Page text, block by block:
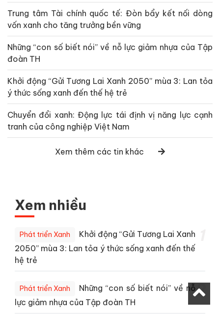
Trung tâm Tài chính quốc tế: Đòn bẩy kết nối dòng
vốn xanh cho tăng trưởng bền vững
Những “con số biết nói” về nỗ lực giảm nhựa của Tập
đoàn TH
Khởi động “Gửi Tương Lai Xanh 2050” mùa 3: Lan tỏa
ý thức sống xanh đến thế hệ trẻ
Chuyển đổi xanh: Động lực tái định vị năng lực cạnh
tranh của công nghiệp Việt Nam
Xem thêm các tin khác
Xem nhiều
Phát triển Xanh
Khởi động “Gửi Tương Lai Xanh
2050” mùa 3: Lan tỏa ý thức sống xanh đến thế
hệ trẻ
Phát triển Xanh
Những “con số biết nói” về nỗ
lực giảm nhựa của Tập đoàn TH
2